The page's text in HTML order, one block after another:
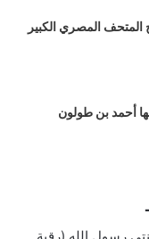
المتحف المصري الكبير
أحمد بن طولون
رسول الله (رقية